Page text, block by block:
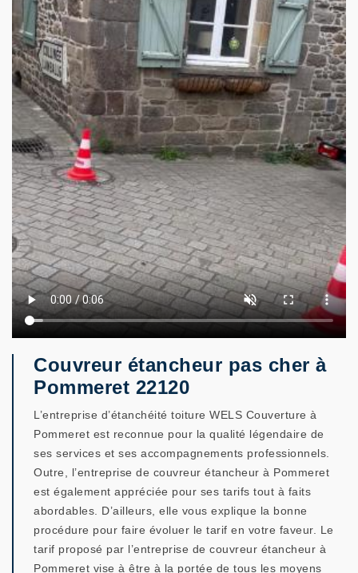
Couvreur étancheur pas cher à
Pommeret 22120
L’entreprise d’étanchéité toiture WELS Couverture à
Pommeret est reconnue pour la qualité légendaire de
ses services et ses accompagnements professionnels.
Outre, l’entreprise de couvreur étancheur à Pommeret
est également appréciée pour ses tarifs tout à faits
abordables. D’ailleurs, elle vous explique la bonne
procédure pour faire évoluer le tarif en votre faveur. Le
tarif proposé par l’entreprise de couvreur étancheur à
Pommeret vise à être à la portée de tous les moyens